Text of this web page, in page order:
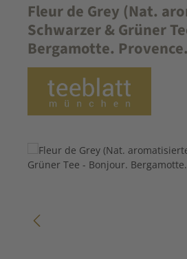
Fleur de Grey (Nat.
Schwarzer & Grüner
Bergamotte.
Bildergalerie überspringen